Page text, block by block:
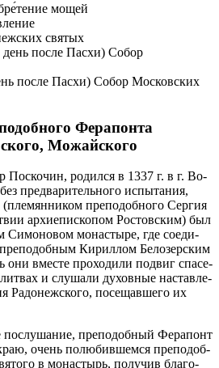
мощей
святых
день после Пасхи) Собор
после Пасхи) Собор Московских
Ферапонта
Можайского
ро­дил­ся в 1337 г. в г. Во­
пред­ва­ри­тель­но­го ис­пы­та­ния,
пре­по­доб­но­го Сер­гия
ар­хи­епи­ско­пом Ро­стов­ским) был
Си­мо­но­вом мо­на­сты­ре, где со­еди­
Ки­рил­лом Бе­ло­зер­ским
они вме­сте про­хо­ди­ли по­двиг спа­се­
и слу­ша­ли ду­хов­ные на­став­ле­
Ра­до­неж­ско­го, по­се­щав­ше­го их
по­слу­ша­ние, пре­по­доб­ный Фе­ра­понт
очень по­лю­бив­шем­ся пре­по­доб­
в мо­на­стырь, по­лу­чив бла­го­